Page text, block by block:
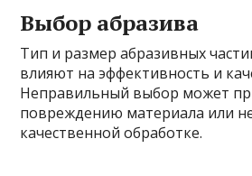
Выбор абразива
Тип и размер абразивных
влияют на эффективность и
Неправильный выбор может
повреждению материала или
качественной обработке.